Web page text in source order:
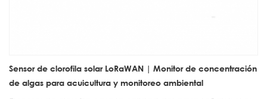
Sensor de clorofila solar LoRaWAN | Monitor de concentración
de algas para acuicultura y monitoreo ambiental